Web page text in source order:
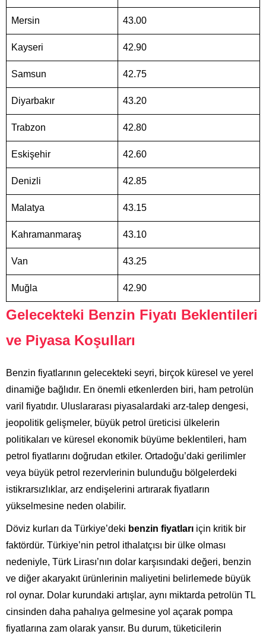
Mersin 43.00
Kayseri 42.90
Samsun 42.75
Diyarbakır 43.20
Trabzon 42.80
Eskişehir 42.60
Denizli 42.85
Malatya 43.15
Kahramanmaraş 43.10
Van 43.25
Muğla 42.90
Gelecekteki Benzin Fiyatı Beklentileri
ve Piyasa Koşulları
Benzin fiyatlarının gelecekteki seyri, birçok küresel ve yerel
dinamiğe bağlıdır. En önemli etkenlerden biri, ham petrolün
varil fiyatıdır. Uluslararası piyasalardaki arz-talep dengesi,
jeopolitik gelişmeler, büyük petrol üreticisi ülkelerin
politikaları ve küresel ekonomik büyüme beklentileri, ham
petrol fiyatlarını doğrudan etkiler. Ortadoğu’daki gerilimler
veya büyük petrol rezervlerinin bulunduğu bölgelerdeki
istikrarsızlıklar, arz endişelerini artırarak fiyatların
yükselmesine neden olabilir.
Döviz kurları da Türkiye’deki benzin fiyatları için kritik bir
faktördür. Türkiye’nin petrol ithalatçısı bir ülke olması
nedeniyle, Türk Lirası’nın dolar karşısındaki değeri, benzin
ve diğer akaryakıt ürünlerinin maliyetini belirlemede büyük
rol oynar. Dolar kurundaki artışlar, aynı miktarda petrolün TL
cinsinden daha pahalıya gelmesine yol açarak pompa
fiyatlarına zam olarak yansır. Bu durum, tüketicilerin